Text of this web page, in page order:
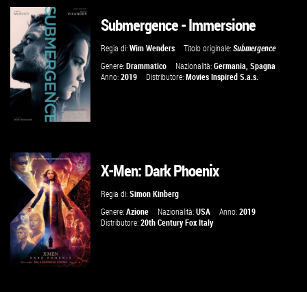
GUARDA IL TRAILER
VAI ALLA SCHEDA
GUARDA IL TRAILER
VAI ALLA SCHEDA
Submergence - Immersione
Regia di:Wim Wenders Titolo originale:Submergence
Genere:Drammatico Nazionalità:Germania,Spagna
Anno:2019 Distributore:Movies Inspired S.a.s.
X-Men: Dark Phoenix
Regia di:Simon Kinberg
Genere:Azione Nazionalità:USA Anno:2019
Distributore:20th Century Fox Italy